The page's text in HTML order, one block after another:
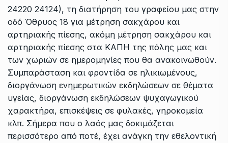
24220 24124), τη διατήρηση του γραφείου μας στην
οδό Όθρυος 18 για μέτρηση σακχάρου και
αρτηριακής πίεσης, ακόμη μέτρηση σακχάρου και
αρτηριακής πίεσης στα ΚΑΠΗ της πόλης μας και
των χωριών σε ημερομηνίες που θα ανακοινωθούν.
Συμπαράσταση και φροντίδα σε ηλικιωμένους,
διοργάνωση ενημερωτικών εκδηλώσεων σε θέματα
υγείας, διοργάνωση εκδηλώσεων ψυχαγωγικού
χαρακτήρα, επισκέψεις σε φυλακές, γηροκομεία
κλπ. Σήμερα που ο λαός μας δοκιμάζεται
περισσότερο από ποτέ, έχει ανάγκη την εθελοντική